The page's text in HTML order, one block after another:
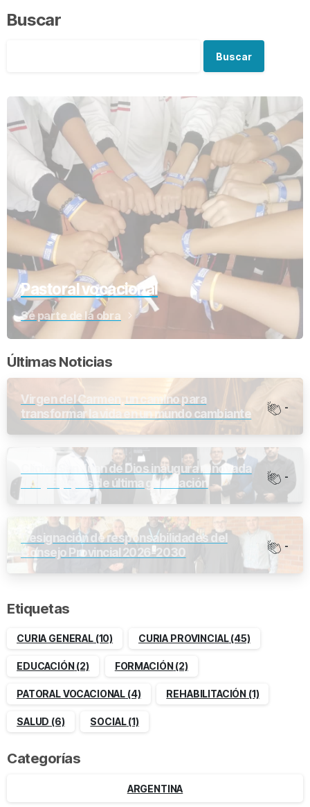
Buscar
Buscar
Pastoral vocacional
Sé parte de la obra
Últimas Noticias
Virgen del Carmen, un camino para
transformar la vida en un mundo cambiante
-
Clínica San Juan de Dios inaugura renovada
UCI y Equipos de última generación
-
Designación de responsabilidades del
Consejo Provincial 2026-2030
-
Etiquetas
CURIA GENERAL(10) CURIA PROVINCIAL(45)
EDUCACIÓN(2) FORMACIÓN(2)
PATORAL VOCACIONAL (4) REHABILITACIÓN (1)
SALUD (6) SOCIAL(1)
Categorías
ARGENTINA